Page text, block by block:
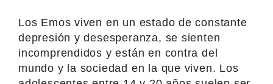
Los Emos viven en un estado de constante
depresión y desesperanza, se sienten
incomprendidos y están en contra del
mundo y la sociedad en la que viven. Los